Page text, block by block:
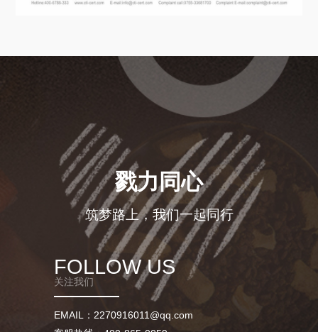
戮力同心
筑梦路上，我们一起同行
FOLLOW US
关注我们
EMAIL：2270916011@qq.com